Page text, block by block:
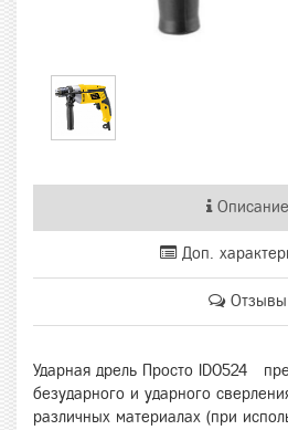
Описание
Доп.
Отзывы
Ударная дрель Просто ID0524
безударного и ударного
различных материалах (при